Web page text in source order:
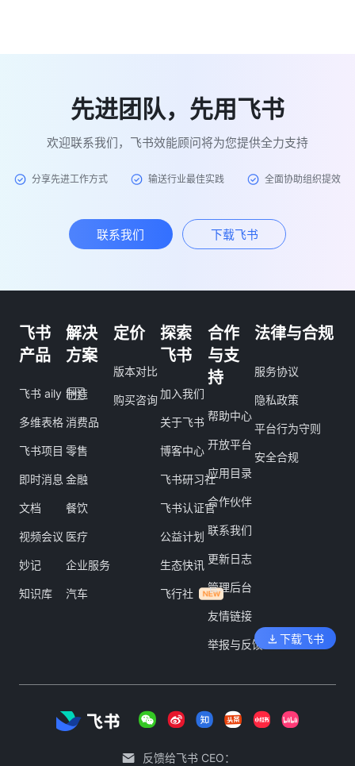
先进团队，先用飞书
欢迎联系我们，飞书效能顾问将为您提供全力支持
分享先进工作方式 输送行业最佳实践 全面协助组织提效
联系我们 下载飞书
飞书
产品
飞书 aily
多维表格
飞书项目
即时消息
文档
视频会议
妙记
知识库
解决
方案
制造
消费品
零售
金融
餐饮
医疗
企业服务
汽车
定价
版本对比
购买咨询
探索
飞书
加入我们
关于飞书
博客中心
飞书研习社
飞书认证官
公益计划
生态快讯
飞行社
合作
与支
持
帮助中心
开放平台
应用目录
合作伙伴
联系我们
更新日志
管理后台
友情链接
举报与反馈
法律与合规
服务协议
隐私政策
平台行为守则
安全合规
下载飞书
反馈给飞书 CEO：